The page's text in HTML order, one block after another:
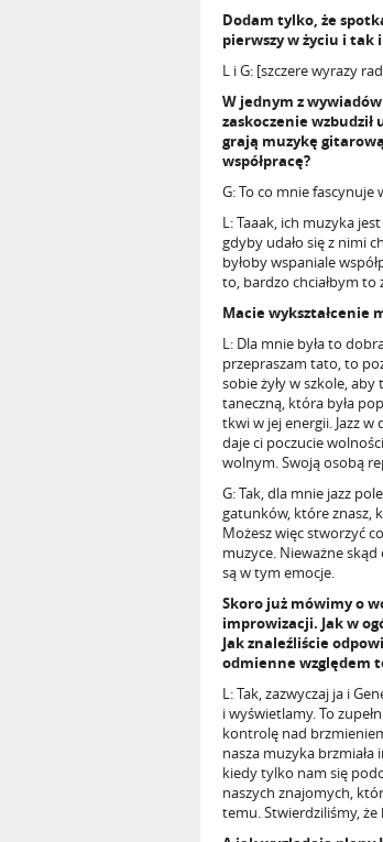
Dodam tylko, że
pierwszy w życiu i tak
L i G: [szczere wyrazy
W jednym z
zaskoczenie wzbudził
grają muzykę
współpracę?
G: To co mnie
L: Taaak, ich muzyka
gdyby udało się z nimi
byłoby wspaniale
to, bardzo chciałbym to
Macie wykształcenie
L: Dla mnie była to
przepraszam tato, to
sobie żyły w szkole,
taneczną, która była
tkwi w jej energii. Jazz
daje ci poczucie
wolnym. Swoją osobą
G: Tak, dla mnie jazz
gatunków, które znasz,
Możesz więc stworzyć
muzyce. Nieważne
są w tym emocje.
Skoro już mówimy o
improwizacji. Jak w
Jak znaleźliście
odmienne względem
L: Tak, zazwyczaj ja i
i wyświetlamy. To
kontrolę nad
nasza muzyka brzmiała
kiedy tylko nam się
naszych znajomych,
temu. Stwierdziliśmy,